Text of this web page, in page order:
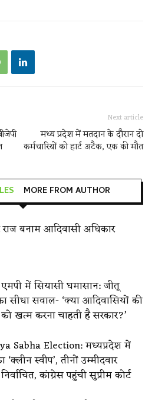
Next article
मध्य प्रदेश में मतदान के दौरान दो
कर्मचारियों को हार्ट अटैक, एक की मौत
MORE FROM AUTHOR
बनाम आदिवासी अधिकार
में सियासी घमासान: जीतू
सीधा सवाल- ‘क्या आदिवासियों की
खत्म करना चाहती है सरकार?’
Sabha Election: मध्यप्रदेश में
‘क्लीन स्वीप’, तीनों उम्मीदवार
निर्वाचित, कांग्रेस पहुंची सुप्रीम कोर्ट